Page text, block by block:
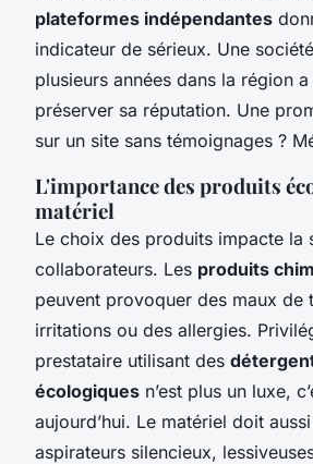
plateformes indépendantes
indicateur de sérieux. Une
plusieurs années dans la région
préserver sa réputation. Une
sur un site sans témoignages ?
L'importance des produits
matériel
Le choix des produits impacte la
collaborateurs. Les produits
peuvent provoquer des maux de
irritations ou des allergies.
prestataire utilisant des
écologiques n’est plus un luxe,
aujourd’hui. Le matériel doit
aspirateurs silencieux,